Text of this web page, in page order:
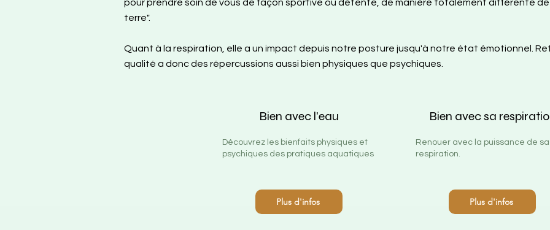
pour prendre soin de vous de façon sportive ou détente, de manière totalement différente de
terre".
Quant à la respiration, elle a un impact depuis notre posture jusqu'à notre état émotionnel.
qualité a donc des répercussions aussi bien physiques que psychiques.
Bien avec l'eau
Découvrez les bienfaits physiques et
psychiques des pratiques aquatiques
Plus d'infos
Bien avec sa
Renouer avec la puissance de sa
respiration.
Plus d'infos